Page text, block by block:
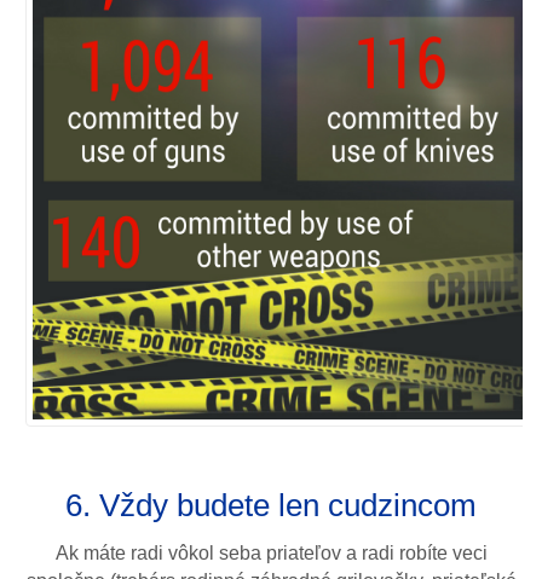
6. Vždy budete len cudzincom
Ak máte radi vôkol seba priateľov a radi robíte veci